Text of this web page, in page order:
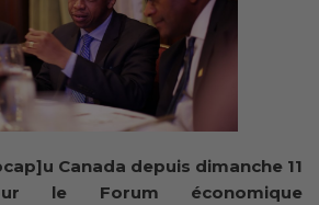
Canada depuis dimanche 11
le Forum économique